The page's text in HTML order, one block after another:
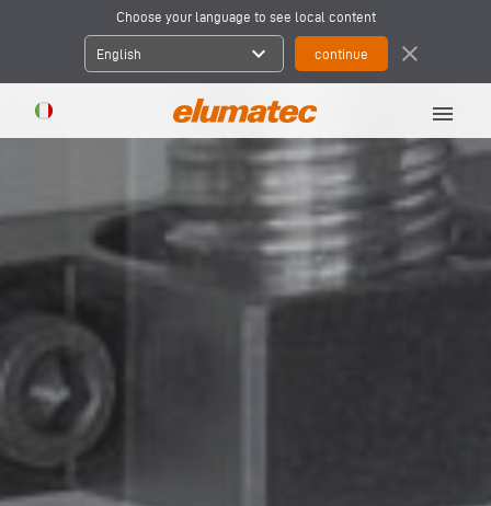
Choose your language to see local content
English expand_more close
menu